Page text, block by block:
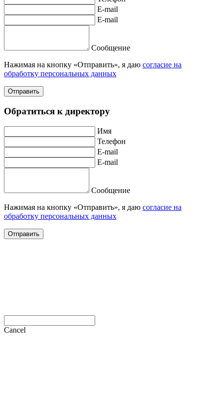
E-mail
E-mail
Сообщение
Нажимая на кнопку «Отправить», я даю согласие на
обработку персональных данных
Отправить
Обратиться к директору
Имя
Телефон
E-mail
E-mail
Сообщение
Нажимая на кнопку «Отправить», я даю согласие на
обработку персональных данных
Отправить
Cancel